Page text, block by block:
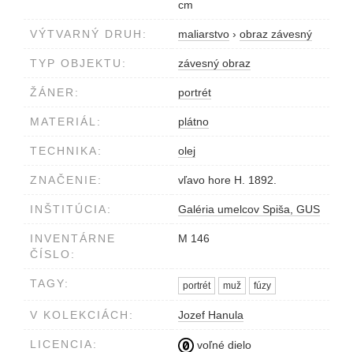
cm
VÝTVARNÝ DRUH: maliarstvo › obraz závesný
TYP OBJEKTU: závesný obraz
ŽÁNER: portrét
MATERIÁL: plátno
TECHNIKA: olej
ZNAČENIE: vľavo hore H. 1892.
INŠTITÚCIA: Galéria umelcov Spiša, GUS
INVENTÁRNE
ČÍSLO:
M 146
TAGY: portrét muž fúzy
V KOLEKCIÁCH: Jozef Hanula
LICENCIA: voľné dielo